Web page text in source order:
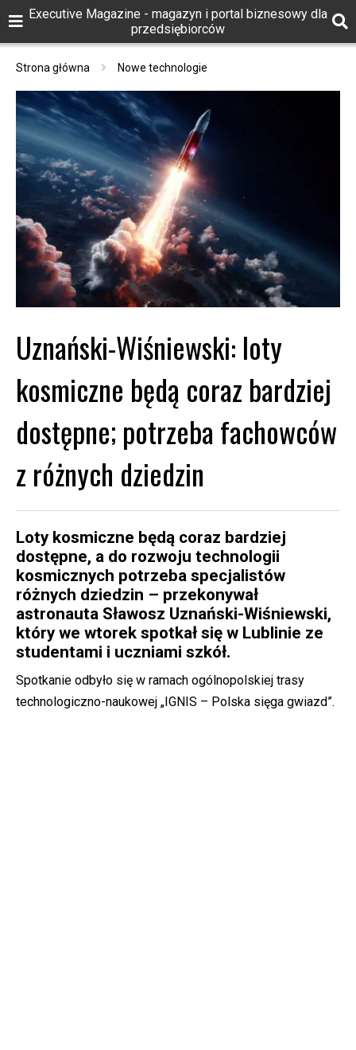
Executive Magazine - magazyn i portal biznesowy dla
przedsiębiorców
Strona główna Nowe technologie
Uznański-Wiśniewski: loty
kosmiczne będą coraz bardziej
dostępne; potrzeba fachowców
z różnych dziedzin
Loty kosmiczne będą coraz bardziej
dostępne, a do rozwoju technologii
kosmicznych potrzeba specjalistów
różnych dziedzin – przekonywał
astronauta Sławosz Uznański-Wiśniewski,
który we wtorek spotkał się w Lublinie ze
studentami i uczniami szkół.
Spotkanie odbyło się w ramach ogólnopolskiej trasy
technologiczno-naukowej „IGNIS – Polska sięga gwiazd”.